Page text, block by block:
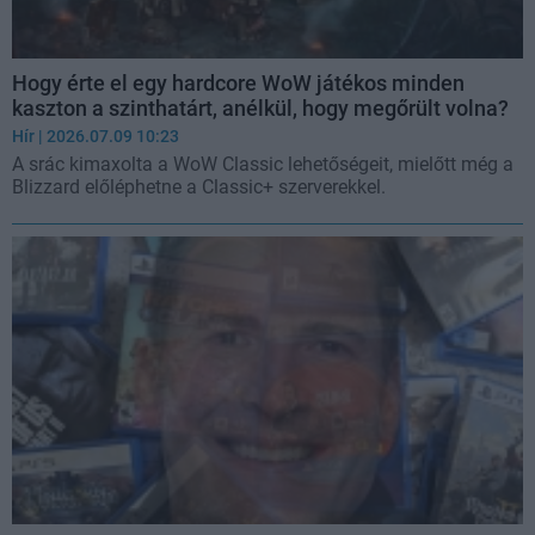
Hogy érte el egy hardcore WoW játékos minden
kaszton a szinthatárt, anélkül, hogy megőrült volna?
Hír | 2026.07.09 10:23
A srác kimaxolta a WoW Classic lehetőségeit, mielőtt még a
Blizzard előléphetne a Classic+ szerverekkel.